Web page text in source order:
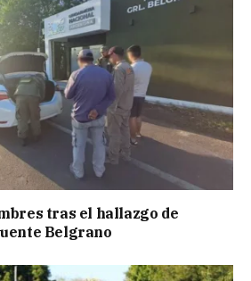
tras el hallazgo de
Belgrano